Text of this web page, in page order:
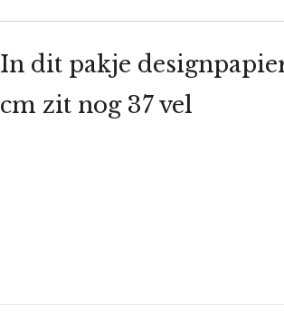
In dit pakje
cm zit nog 37 vel